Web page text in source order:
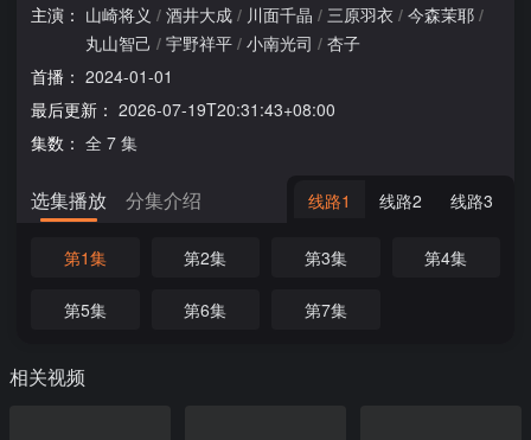
主演： 山崎将义 / 酒井大成 / 川面千晶 / 三原羽衣 / 今森茉耶 /
丸山智己 / 宇野祥平 / 小南光司 / 杏子
首播： 2024-01-01
最后更新： 2026-07-19T20:31:43+08:00
集数： 全 7 集
选集播放 分集介绍 线路1 线路2 线路3
第1集 第2集 第3集 第4集
第5集 第6集 第7集
相关视频